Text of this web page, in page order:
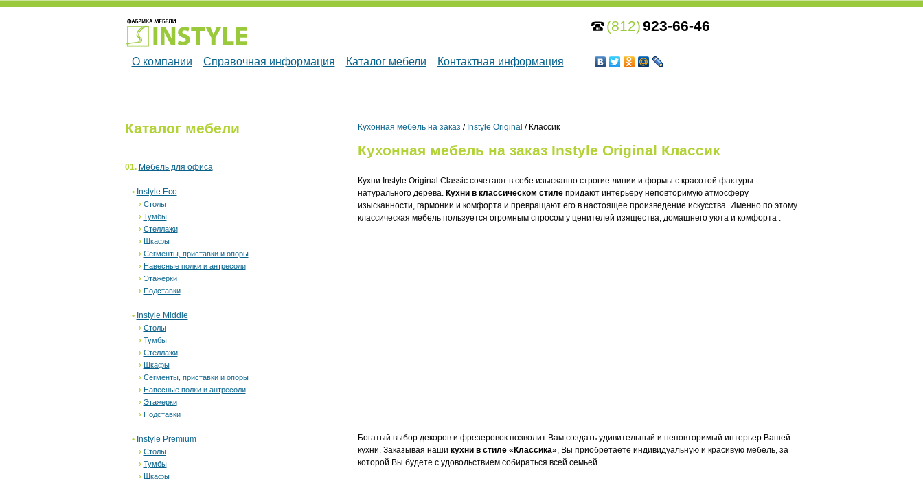
(812)923-66-46
О компании Справочная информация Каталог мебели Контактная информация
Каталог мебели
01. Мебель для офиса
• Instyle Eco
› Столы
› Тумбы
› Стеллажи
› Шкафы
› Сегменты, приставки и опоры
› Навесные полки и антресоли
› Этажерки
› Подставки
• Instyle Middle
› Столы
› Тумбы
› Стеллажи
› Шкафы
› Сегменты, приставки и опоры
› Навесные полки и антресоли
› Этажерки
› Подставки
• Instyle Premium
› Столы
› Тумбы
› Шкафы
Кухонная мебель на заказ / Instyle Original / Классик
Кухонная мебель на заказ Instyle Original Классик
Кухни Instyle Original Classic сочетают в себе изысканно строгие линии и формы с красотой фактуры
натурального дерева. Кухни в классическом стилепридают интерьеру неповторимую атмосферу
изысканности, гармонии и комфорта и превращают его в настоящее произведение искусства. Именно по этому
классическая мебель пользуется огромным спросом у ценителей изящества, домашнего уюта и комфорта .
Богатый выбор декоров и фрезеровок позволит Вам создать удивительный и неповторимый интерьер Вашей
кухни. Заказывая наши кухни в стиле «Классика», Вы приобретаете индивидуальную и красивую мебель, за
которой Вы будете с удовольствием собираться всей семьей.